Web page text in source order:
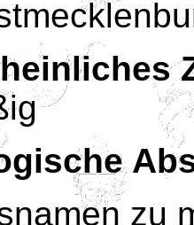
zu